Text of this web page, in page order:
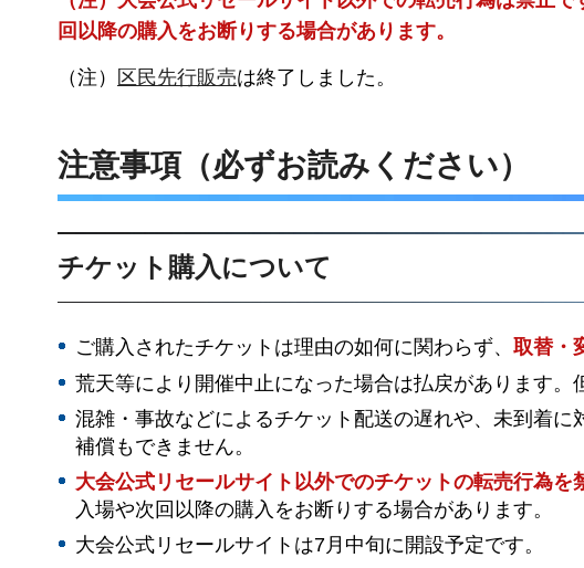
回以降の購入をお断りする場合があります。
（注） 区民先行販売は終了しました。
注意事項（必ずお読みください）
チケット購入について
ご購入されたチケットは理由の如何に関わらず、取替・
荒天等により開催中止になった場合は払戻があります。
混雑・事故などによるチケット配送の遅れや、未到着
補償もできません。
大会公式リセールサイト以外でのチケットの転売行為を
入場や次回以降の購入をお断りする場合があります。
大会公式リセールサイトは7月中旬に開設予定です。